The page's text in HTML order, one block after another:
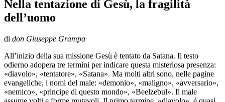
Nella tentazione di Gesù, la fragilità
dell’uomo
di don Giuseppe Grampa
All’inizio della sua missione Gesù è tentato da Satana. Il testo
odierno adopera tre termini per indicare questa misteriosa presenza:
«diavolo», «tentatore», «Satana». Ma molti altri sono, nelle pagine
evangeliche, i nomi del male: «demonio», «maligno», «avversario»,
«nemico», «principe di questo mondo», «Beelzebul». Il male